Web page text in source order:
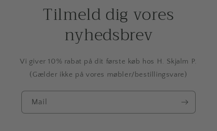
Tilmeld dig vores
nyhedsbrev
Vi giver 10% rabat på dit første køb hos H. Skjalm P.
(Gælder ikke på vores møbler/bestillingsvare)
Mail